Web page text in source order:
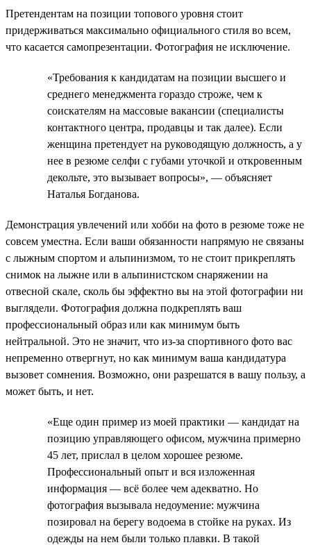
Претендентам на позиции топового уровня стоит
придерживаться максимально официального стиля во всем,
что касается самопрезентации. Фотография не исключение.
«Требования к кандидатам на позиции высшего и
среднего менеджмента гораздо строже, чем к
соискателям на массовые вакансии (специалисты
контактного центра, продавцы и так далее). Если
женщина претендует на руководящую должность, а у
нее в резюме селфи с губами уточкой и откровенным
декольте, это вызывает вопросы», — объясняет
Наталья Богданова.
Демонстрация увлечений или хобби на фото в резюме тоже не
совсем уместна. Если ваши обязанности напрямую не связаны
с лыжным спортом и альпинизмом, то не стоит прикреплять
снимок на лыжне или в альпинистском снаряжении на
отвесной скале, сколь бы эффектно вы на этой фотографии ни
выглядели. Фотография должна подкреплять ваш
профессиональный образ или как минимум быть
нейтральной. Это не значит, что из-за спортивного фото вас
непременно отвергнут, но как минимум ваша кандидатура
вызовет сомнения. Возможно, они разрешатся в вашу пользу, а
может быть, и нет.
«Еще один пример из моей практики — кандидат на
позицию управляющего офисом, мужчина примерно
45 лет, прислал в целом хорошее резюме.
Профессиональный опыт и вся изложенная
информация — всё более чем адекватно. Но
фотография вызывала недоумение: мужчина
позировал на берегу водоема в стойке на руках. Из
одежды на нем были только плавки. В такой